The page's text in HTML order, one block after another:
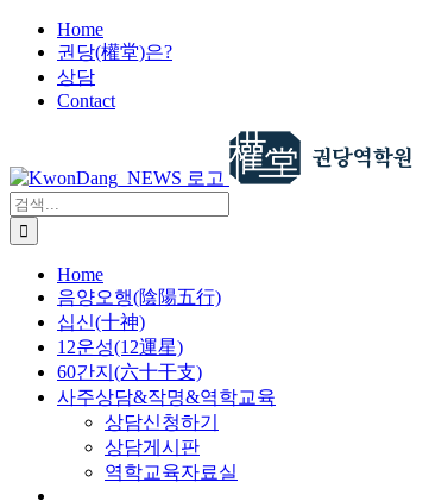
뛰
기
Home
권당(權堂)은?
상담
Contact
검
색:
Home
음양오행(陰陽五行)
십신(十神)
12운성(12運星)
60간지(六十干支)
사주상담&작명&역학교육
상담신청하기
상담게시판
역학교육자료실